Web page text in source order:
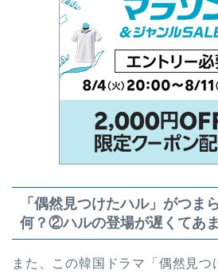
「偶然見つけたハル」がつま
何？②ハルの登場が遅くてあ
また、この韓国ドラマ「偶然見つ